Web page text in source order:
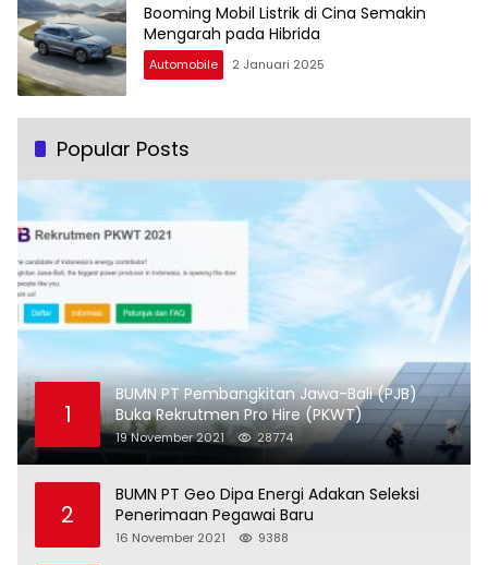
Booming Mobil Listrik di Cina Semakin
Mengarah pada Hibrida
Automobile 2 Januari 2025
Popular Posts
1
BUMN PT Pembangkitan Jawa-Bali (PJB)
Buka Rekrutmen Pro Hire (PKWT)
19 November 2021 28774
2
BUMN PT Geo Dipa Energi Adakan Seleksi
Penerimaan Pegawai Baru
16 November 2021 9388